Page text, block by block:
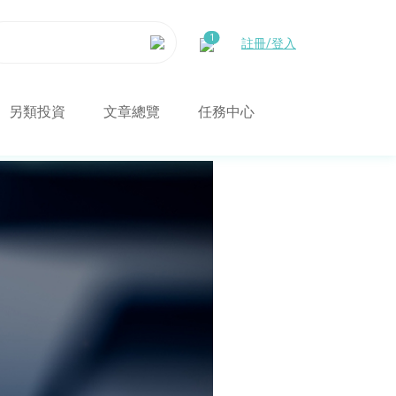
註冊/登入
另類投資 文章總覽 任務中心